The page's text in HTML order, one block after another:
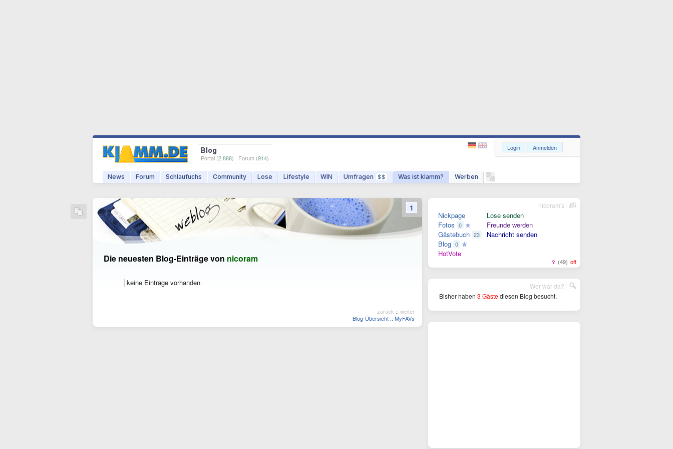
Blog
Portal (2.888) · Forum (914)
News Forum Schlaufuchs Community Lose Lifestyle WIN Umfragen $$ Was ist klamm? Werben
Login Anmelden
Die neuesten Blog-Einträge von nicoram
keine Einträge vorhanden
zurück :: weiter
Blog-Übersicht :: MyFAVs
1
Nickpage
Fotos 0
Gästebuch 23
Blog 0
HotVote
Lose senden
Freunde werden
Nachricht senden
(49) off
nicoram's
Bisher haben 3 Gästediesen Blog besucht.
Wer war da?